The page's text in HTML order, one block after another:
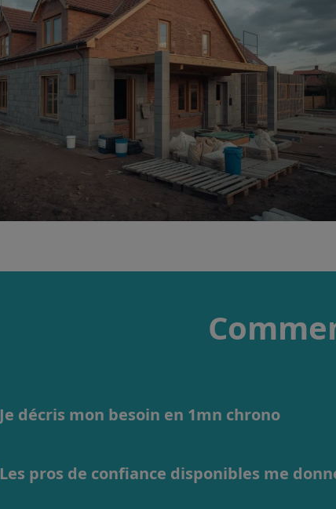
Je décris mon besoin en 1mn chrono
Les pros de confiance disponibles me